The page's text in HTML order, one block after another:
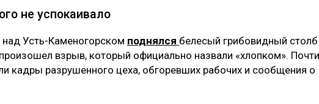
не успокаивало
Усть-Каменогорском поднялся белесый грибовидный столб
взрыв, который официально назвали «хлопком». Почти
кадры разрушенного цеха, обгоревших рабочих и сообщения о